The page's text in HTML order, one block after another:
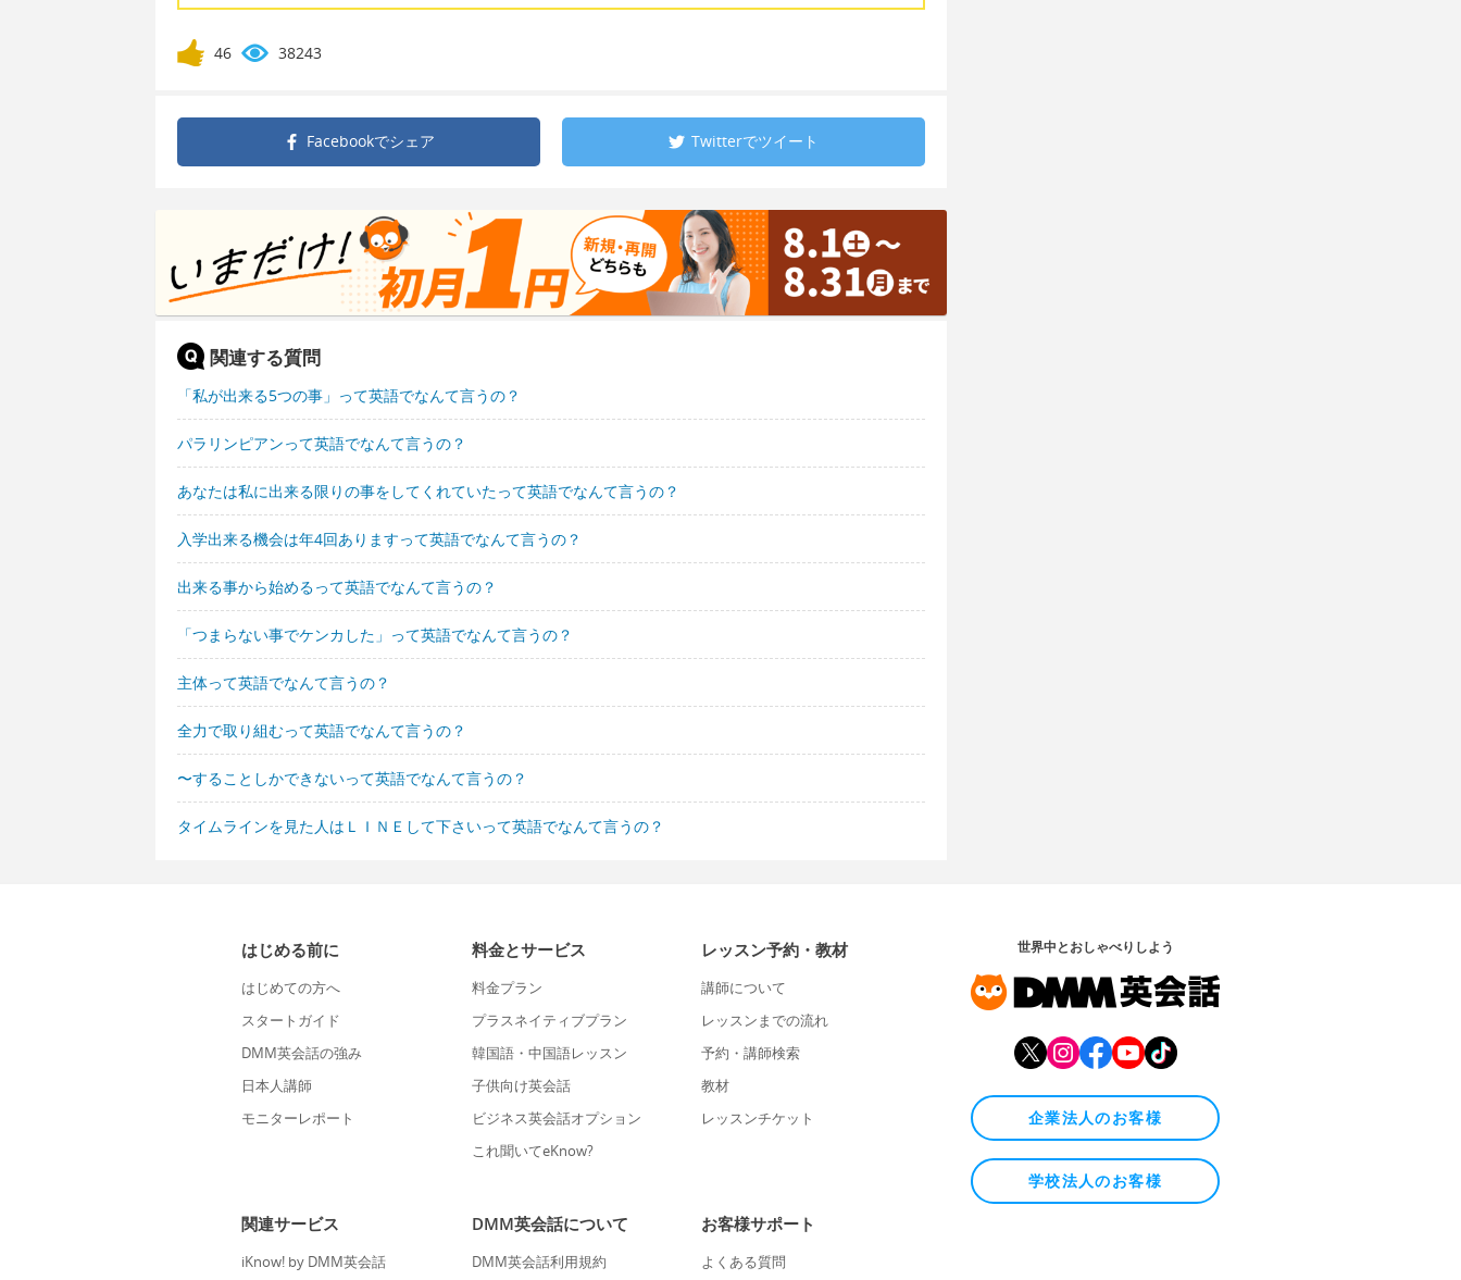
46 38243
Facebookでシェア Twitterでツイート
関連する質問
「私が出来る5つの事」って英語でなんて言うの？
パラリンピアンって英語でなんて言うの？
あなたは私に出来る限りの事をしてくれていたって英語でなんて言うの？
入学出来る機会は年4回ありますって英語でなんて言うの？
出来る事から始めるって英語でなんて言うの？
「つまらない事でケンカした」って英語でなんて言うの？
主体って英語でなんて言うの？
全力で取り組むって英語でなんて言うの？
〜することしかできないって英語でなんて言うの？
タイムラインを見た人はＬＩＮＥして下さいって英語でなんて言うの？
はじめる前に
はじめての方へ
スタートガイド
DMM英会話の強み
日本人講師
モニターレポート
料金とサービス
料金プラン
プラスネイティブプラン
韓国語・中国語レッスン
子供向け英会話
ビジネス英会話オプション
これ聞いてeKnow?
レッスン予約・教材
講師について
レッスンまでの流れ
予約・講師検索
教材
レッスンチケット
関連サービス
iKnow! by DMM英会話
DMM英会話について
DMM英会話利用規約
お客様サポート
よくある質問
世界中とおしゃべりしよう
企業法人のお客様
学校法人のお客様